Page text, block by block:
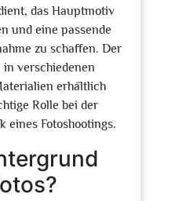
das Hauptmotiv
und eine passende
zu schaffen. Der
verschiedenen
erhältlich
Rolle bei der
eines Fotoshootings.